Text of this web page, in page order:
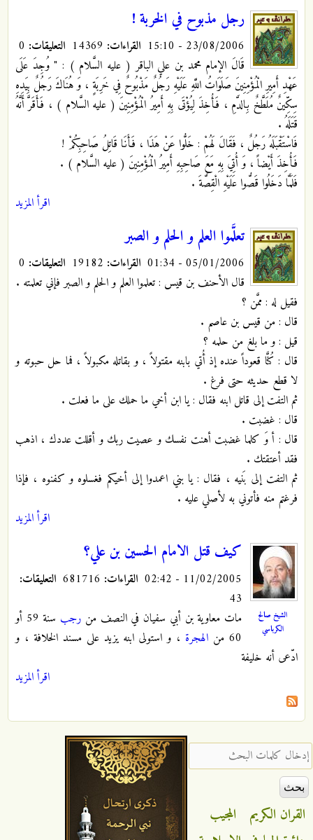
رجل مذبوح في الخربة !
23/08/2006 - 15:10 القراءات: التعليقات:
قَالَ الإمام محمد بن علي الباقر ( عليه السَّلام ) : " وُجِدَ عَلَى
عَهْدِ أَمِيرِ الْمُؤْمِنِينَ صَلَوَاتُ اللَّهِ عَلَيْهِ رَجُلٌ مَذْبُوحٌ فِي خَرِبَةٍ ، وَ هُنَاكَ رَجُلٌ بِيَدِهِ
سِكِّينٌ مُلَطَّخٌ بِالدَّمِ ، فَأُخِذَ لِيُؤْتَى بِهِ أَمِيرُ الْمُؤْمِنِينَ ( عليه السَّلام ) ، فَأَقَرَّ أَنَّهُ
قَتَلَهُ .
فَاسْتَقْبَلَهُ رَجُلٌ ، فَقَالَ لَهُمْ : خَلُّوا عَنْ هَذَا ، فَأَنَا قَاتِلُ صَاحِبِكُمْ !
فَأُخِذَ أَيْضاً ، وَ أُتِيَ بِهِ مَعَ صَاحِبِهِ أَمِيرُ الْمُؤْمِنِينَ ( عليه السَّلام ) .
فَلَمَّا دَخَلُوا قَصُّوا عَلَيْهِ الْقِصَّةَ .
اقرأ المزيد
تعلَّموا العلم و الحلم و الصبر
05/01/2006 - 01:34 القراءات: التعليقات:
قال الأحنف بن قيس : تعلموا العلم و الحلم و الصبر فإني تعلمته .
فقيل له : ممَّن ؟
قال : من قيس بن عاصم .
قيل : و ما بلغ من حلمه ؟
قال : كُنَّا قعوداً عنده إذ أُتي بابنه مقتولاً ، و بقاتله مكبولاً ، فما حل حبوته و
لا قطع حديثه حتى فرغ .
ثم التفت إلى قاتل ابنه فقال : يا ابن أخي ما حملك على ما فعلت .
قال : غضبت .
قال : أ وَ كلما غضبت أهنت نفسك و عصيت ربك و أقللت عددك ، اذهب
فقد أعتقتك .
ثم التفت إلى بَنيه ، فقال : يا بني اعمدوا إلى أخيكم فغسلوه و كفنوه ، فإذا
فرغتم منه فأتوني به لأصلي عليه .
اقرأ المزيد
الشيخ صالح
الكرباسي
كيف قتل الامام الحسين بن علي؟
11/02/2005 - 02:42 القراءات:
التعليقات:
43
مات معاوية بن أبي سفيان في النصف من رجب
سنة 59 أو
60 من
الهجرة ، و استولى ابنه يزيد على مسند الخلافة ، و
ادّعى أنه خليفة
اقرأ المزيد
‏إدخال كلمات البحث ‏
القران الكريم
المجيب